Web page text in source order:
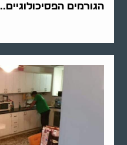
הגורמים הפסיכולוגיים..